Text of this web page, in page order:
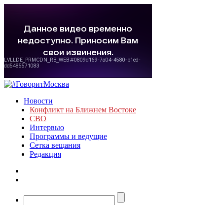
Новости
Конфликт на Ближнем Востоке
СВО
Интервью
Программы и ведущие
Сетка вещания
Редакция